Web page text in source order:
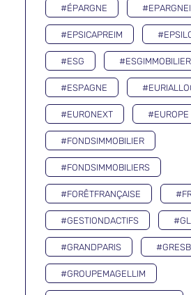
#ÉPARGNE
#EPSICAPREIM
#ESG #ESGIMMOBILIER
#ESPAGNE
#EURONEXT #EUROPE
#FONDSIMMOBILIER
#FONDSIMMOBILIERS
#FORÊTFRANÇAISE
#GESTIONDACTIFS
#GRANDPARIS #GRESB
#GROUPEMAGELLIM